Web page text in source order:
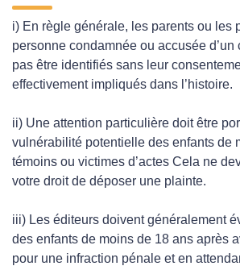
i) En règle générale, les parents ou les
personne condamnée ou accusée d’un
pas être identifiés sans leur
effectivement impliqués dans l’histoire.
ii) Une attention particulière doit être
vulnérabilité potentielle des enfants de
témoins ou victimes d’actes Cela ne
votre droit de déposer une plainte.
iii) Les éditeurs doivent généralement
des enfants de moins de 18 ans après
pour une infraction pénale et en